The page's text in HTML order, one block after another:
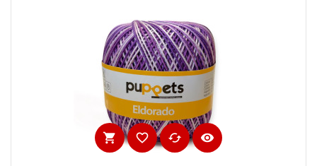
shopping_cart favorite_border cached visibility